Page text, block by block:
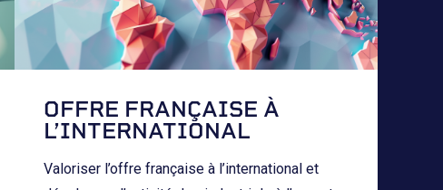
OFFRE FRANÇAISE À
L’INTERNATIONAL
Valoriser l’offre française à l’international et